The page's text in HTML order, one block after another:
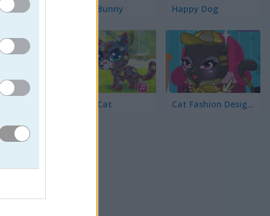
Happy Bunny Happy Dog
Happy Cat Cat Fashion Designer